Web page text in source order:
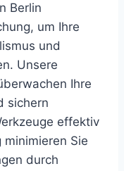
Berlin
um Ihre
und
Unsere
Ihre
sichern
effektiv
Sie
durch